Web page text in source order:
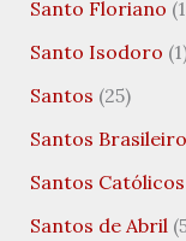
Santo Floriano
Santo Isodoro
Santos (25)
Santos
Santos Católicos
Santos de Abril